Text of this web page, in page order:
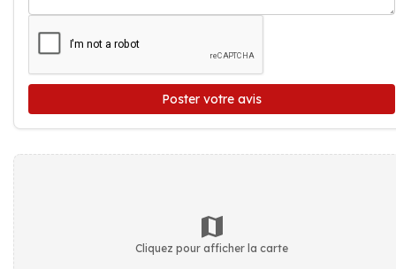
Poster votre avis
Cliquez pour afficher la carte